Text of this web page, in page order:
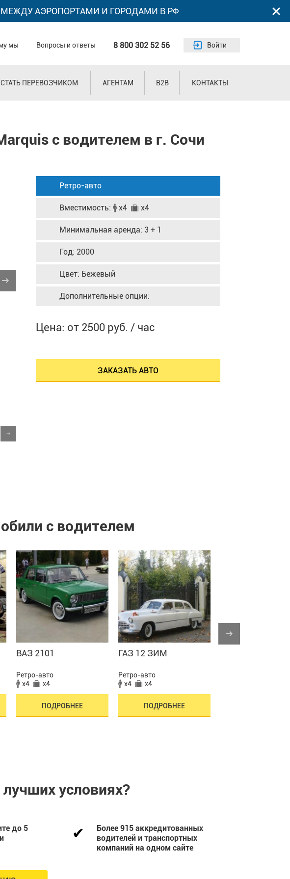
АЭРОПОРТАМИ И ГОРОДАМИ В РФ
мы Вопросы и ответы 8 800 302 52 56 Войти
СТАТЬ ПЕРЕВОЗЧИКОМ АГЕНТАМ B2B КОНТАКТЫ
с водителем в г. Сочи
Ретро-авто
Вместимость: x4 x4
Минимальная аренда: 3 + 1
Год: 2000
Цвет: Бежевый
Дополнительные опции:
Цена: от 2500 руб. / час
ЗАКАЗАТЬ АВТО
с водителем
ВАЗ 2101
Ретро-авто
x4
x4
ПОДРОБНЕЕ
ГАЗ 12 ЗИМ
Ретро-авто
x4
x4
ПОДРОБНЕЕ
условиях?
до 5
Более 915 аккредитованных
водителей и транспортных
компаний на одном сайте